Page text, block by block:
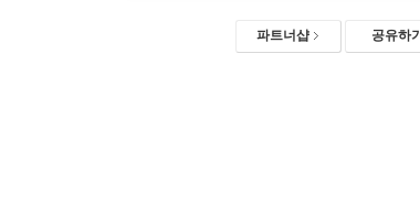
파트너샵 공유하기